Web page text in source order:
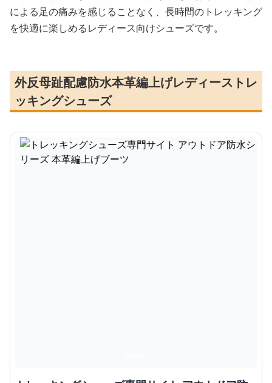
による足の痛みを感じることなく、長時間のトレッキング
を快適に楽しめるレディース向けシューズです。
外反母趾配慮防水本革編上げレディーストレ
ッキングシューズ